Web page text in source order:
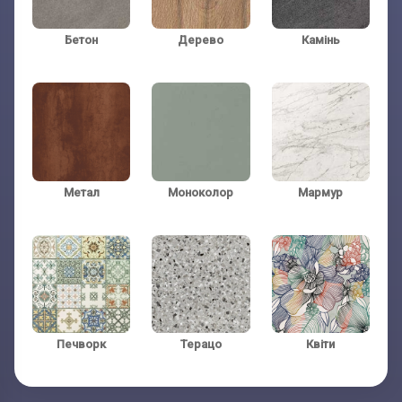
Телефон: (обов'язково)
Телефон: (обов'язково)
Бетон Дерево Камінь
Метал Моноколор Мармур
Печворк Терацо Квіти